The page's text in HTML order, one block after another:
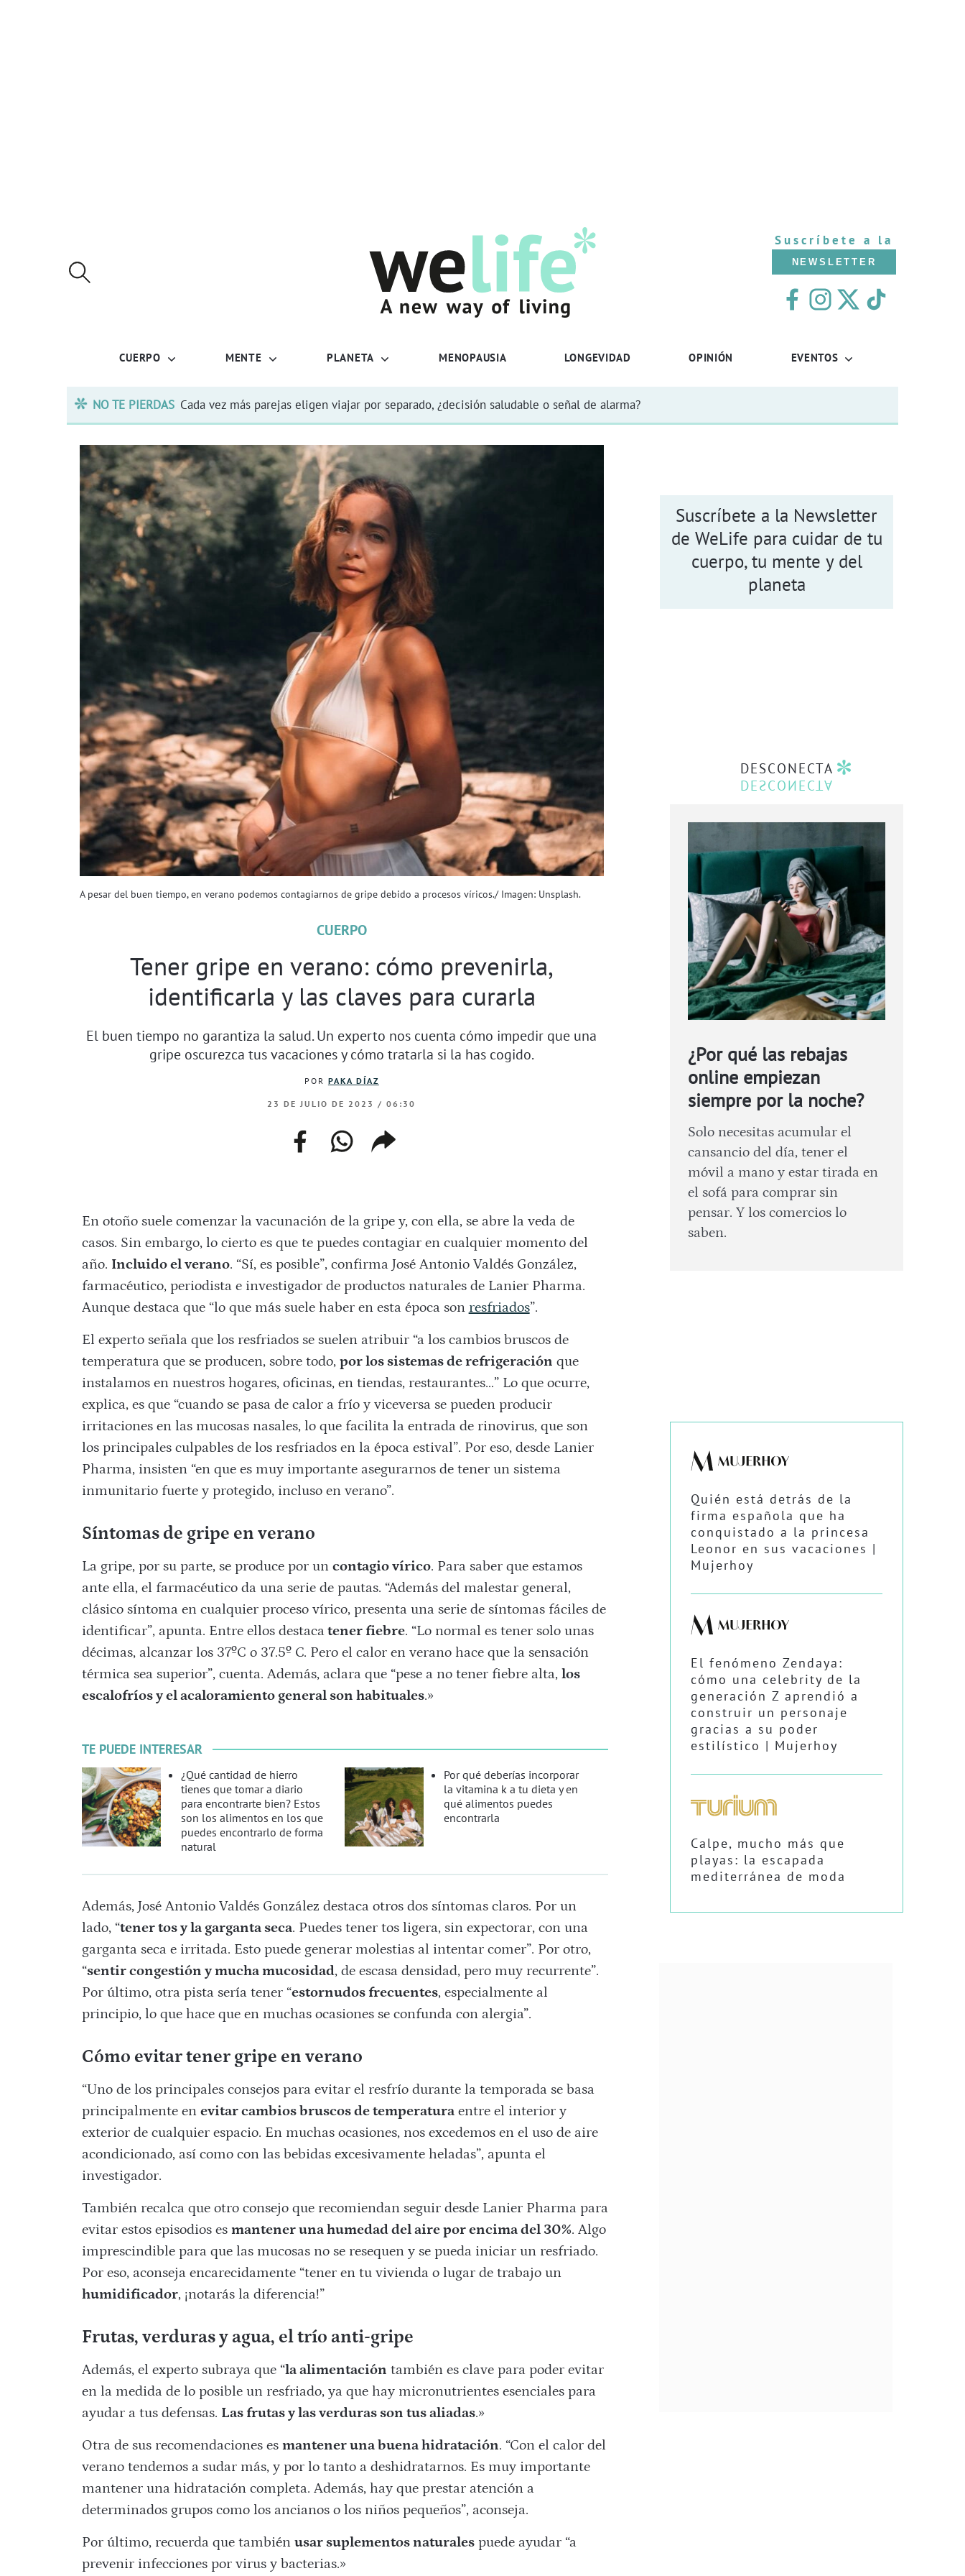
Suscríbete a la
NEWSLETTER
CUERPO MENTE PLANETA MENOPAUSIA LONGEVIDAD OPINIÓN EVENTOS
NO TE PIERDAS Cada vez más parejas eligen viajar por separado, ¿decisión saludable o señal de alarma?
A pesar del buen tiempo, en verano podemos contagiarnos de gripe debido a procesos víricos./ Imagen: Unsplash.
CUERPO
Tener gripe en verano: cómo prevenirla,
identificarla y las claves para curarla
El buen tiempo no garantiza la salud. Un experto nos cuenta cómo impedir que una
gripe oscurezca tus vacaciones y cómo tratarla si la has cogido.
POR PAKA DÍAZ
23 DE JULIO DE 2023 / 06:30
facebookwhatsapp
web
copiar
enlace
En otoño suele comenzar la vacunación de la gripe y, con ella, se abre la veda de
casos. Sin embargo, lo cierto es que te puedes contagiar en cualquier momento del
año. Incluido el verano. “Sí, es posible”, confirma José Antonio Valdés González,
farmacéutico, periodista e investigador de productos naturales de Lanier Pharma.
Aunque destaca que “lo que más suele haber en esta época son resfriados”.
El experto señala que los resfriados se suelen atribuir “a los cambios bruscos de
temperatura que se producen, sobre todo, por los sistemas de refrigeración que
instalamos en nuestros hogares, oficinas, en tiendas, restaurantes…” Lo que ocurre,
explica, es que “cuando se pasa de calor a frío y viceversa se pueden producir
irritaciones en las mucosas nasales, lo que facilita la entrada de rinovirus, que son
los principales culpables de los resfriados en la época estival”. Por eso, desde Lanier
Pharma, insisten “en que es muy importante asegurarnos de tener un sistema
inmunitario fuerte y protegido, incluso en verano”.
Síntomas de gripe en verano
La gripe, por su parte, se produce por un contagio vírico. Para saber que estamos
ante ella, el farmacéutico da una serie de pautas. “Además del malestar general,
clásico síntoma en cualquier proceso vírico, presenta una serie de síntomas fáciles de
identificar”, apunta. Entre ellos destacatener fiebre. “Lo normal es tener solo unas
décimas, alcanzar los 37ºC o 37.5º C. Pero el calor en verano hace que la sensación
térmica sea superior”, cuenta. Además, aclara que “pese a no tener fiebre alta, los
escalofríos y el acaloramiento general son habituales.»
TE PUEDE INTERESAR
¿Qué cantidad de hierro
tienes que tomar a diario
para encontrarte bien? Estos
son los alimentos en los que
puedes encontrarlo de forma
natural
Por qué deberías incorporar
la vitamina k a tu dieta y en
qué alimentos puedes
encontrarla
Además, José Antonio Valdés González destaca otros dos síntomas claros. Por un
lado, “tener tos y la garganta seca. Puedes tener tos ligera, sin expectorar, con una
garganta seca e irritada. Esto puede generar molestias al intentar comer”. Por otro,
“sentir congestión y mucha mucosidad, de escasa densidad, pero muy recurrente”.
Por último, otra pista sería tener “estornudos frecuentes, especialmente al
principio, lo que hace que en muchas ocasiones se confunda con alergia”.
Cómo evitar tener gripe en verano
“Uno de los principales consejos para evitar el resfrío durante la temporada se basa
principalmente en evitar cambios bruscos de temperaturaentre el interior y
exterior de cualquier espacio. En muchas ocasiones, nos excedemos en el uso de aire
acondicionado, así como con las bebidas excesivamente heladas”, apunta el
investigador.
También recalca que otro consejo que recomiendan seguir desde Lanier Pharma para
evitar estos episodios es mantener una humedad del aire por encima del 30%. Algo
imprescindible para que las mucosas no se resequen y se pueda iniciar un resfriado.
Por eso, aconseja encarecidamente “tener en tu vivienda o lugar de trabajo un
humidificador, ¡notarás la diferencia!”
Frutas, verduras y agua, el trío anti-gripe
Además, el experto subraya que “la alimentación también es clave para poder evitar
en la medida de lo posible un resfriado, ya que hay micronutrientes esenciales para
ayudar a tus defensas. Las frutas y las verduras son tus aliadas.»
Otra de sus recomendaciones es mantener una buena hidratación. “Con el calor del
verano tendemos a sudar más, y por lo tanto a deshidratarnos. Es muy importante
mantener una hidratación completa. Además, hay que prestar atención a
determinados grupos como los ancianos o los niños pequeños”, aconseja.
Por último, recuerda que también usar suplementos naturalespuede ayudar “a
prevenir infecciones por virus y bacterias.»
Suscríbete a la Newsletter
de WeLife para cuidar de tu
cuerpo, tu mente y del
planeta
DESCONECTA
¿Por qué las rebajas
online empiezan
siempre por la noche?
Solo necesitas acumular el
cansancio del día, tener el
móvil a mano y estar tirada en
el sofá para comprar sin
pensar. Y los comercios lo
saben.
Quién está detrás de la
firma española que ha
conquistado a la princesa
Leonor en sus vacaciones |
Mujerhoy
El fenómeno Zendaya:
cómo una celebrity de la
generación Z aprendió a
construir un personaje
gracias a su poder
estilístico | Mujerhoy
Calpe, mucho más que
playas: la escapada
mediterránea de moda